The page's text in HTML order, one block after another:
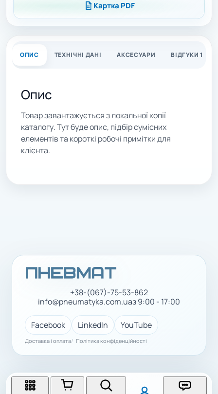
Картка PDF
ОПИС ТЕХНІЧНІ ДАНІ АКСЕСУАРИ ВІДГУКИ 1
Опис
Товар завантажується з локальної копії
каталогу. Тут буде опис, підбір сумісних
елементів та короткі робочі примітки для
клієнта.
+38-(067)-75-53-862
info@pneumatyka.com.uaз 9:00 - 17:00
Facebook LinkedIn YouTube
Доставка і оплата Політика конфіденційності